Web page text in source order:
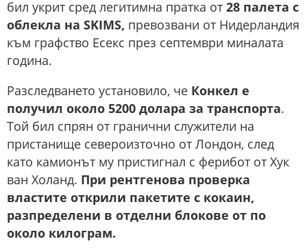
бил укрит сред легитимна пратка от 28 палета с
облекла на SKIMS, превозвани от Нидерландия
към графство Есекс през септември миналата
година.
Разследването установило, че Конкел е
получил около 5200 долара за транспорта.
Той бил спрян от гранични служители на
пристанище североизточно от Лондон, след
като камионът му пристигнал с ферибот от Хук
ван Холанд. При рентгенова проверка
властите открили пакетите с кокаин,
разпределени в отделни блокове от по
около килограм.